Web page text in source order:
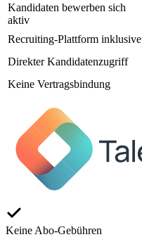
Kandidaten bewerben sich
aktiv
Recruiting-Plattform inklusive
Direkter Kandidatenzugriff
Keine Vertragsbindung
Keine Abo-Gebühren